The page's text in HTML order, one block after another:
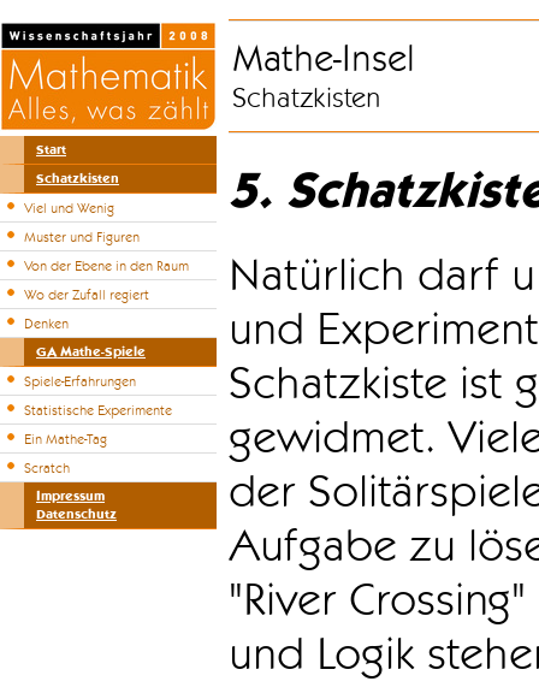
Start
Schatzkisten
Viel und Wenig
Muster und Figuren
Von der Ebene in den Raum
Wo der Zufall regiert
Denken
GA Mathe-Spiele
Spiele-Erfahrungen
Statistische Experimente
Ein Mathe-Tag
Scratch
Impressum
Datenschutz
Mathe-Insel
Schatzkisten
5.
Natürlich darf
und
Schatzkiste ist
gewidmet.
der
Aufgabe zu
"River
und Logik